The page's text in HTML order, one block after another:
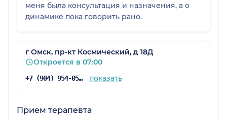
меня была консультация и назначения, а о
динамике пока говорить рано.
г Омск, пр-кт Космический, д 18Д
Откроется в 07:00
+7 (904) 954-05-47 показать
Прием терапевта